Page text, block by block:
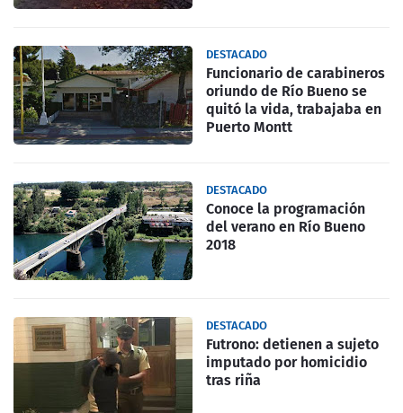
DESTACADO
Funcionario de carabineros
oriundo de Río Bueno se
quitó la vida, trabajaba en
Puerto Montt
DESTACADO
Conoce la programación
del verano en Río Bueno
2018
DESTACADO
Futrono: detienen a sujeto
imputado por homicidio
tras riña